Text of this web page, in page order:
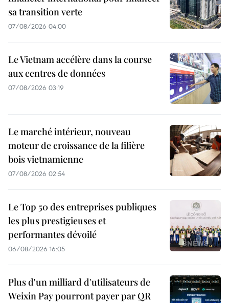
sa transition verte
07/08/2026 04:00
Le Vietnam accélère dans la course
aux centres de données
07/08/2026 03:19
Le marché intérieur, nouveau
moteur de croissance de la filière
bois vietnamienne
07/08/2026 02:54
Le Top 50 des entreprises publiques
les plus prestigieuses et
performantes dévoilé
06/08/2026 16:05
Plus d'un milliard d'utilisateurs de
Weixin Pay pourront payer par QR